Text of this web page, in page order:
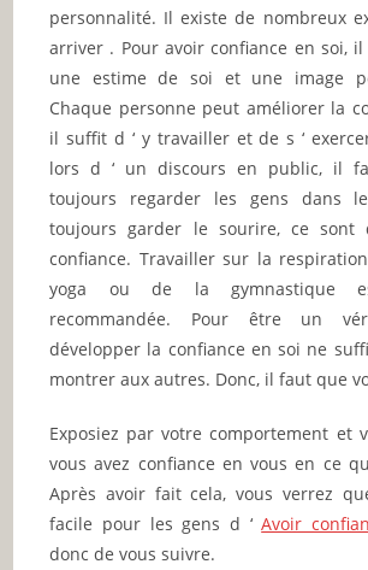
personnalité. Il existe de nombreux
arriver . Pour avoir confiance en soi,
une estime de soi et une image
Chaque personne peut améliorer la
il suffit d ‘ y travailler et de s ‘
lors d ‘ un discours en public, il
toujours regarder les gens dans
toujours garder le sourire, ce sont
confiance. Travailler sur la
yoga ou de la gymnastique
recommandée. Pour être un
développer la confiance en soi ne
montrer aux autres. Donc, il faut que
Exposiez par votre comportement et
vous avez confiance en vous en ce
Après avoir fait cela, vous verrez
facile pour les gens d ‘Avoir
donc de vous suivre.